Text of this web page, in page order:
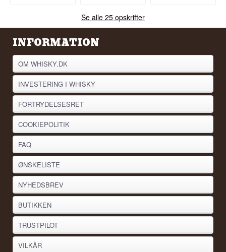
Se alle 25 opskrifter
INFORMATION
OM WHISKY.DK
INVESTERING I WHISKY
FORTRYDELSESRET
COOKIEPOLITIK
FAQ
ØNSKELISTE
NYHEDSBREV
BUTIKKEN
TRUSTPILOT
VILKÅR